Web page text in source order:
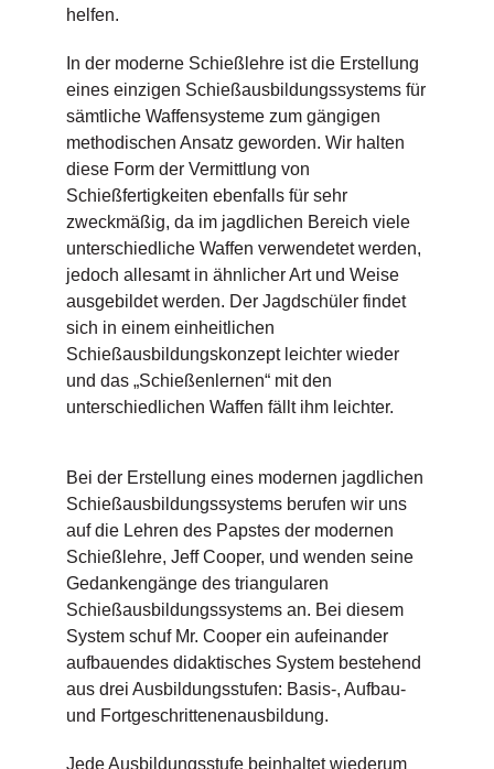
helfen.
In der moderne Schießlehre ist die Erstellung
eines einzigen Schießausbildungssystems für
sämtliche Waffensysteme zum gängigen
methodischen Ansatz geworden. Wir halten
diese Form der Vermittlung von
Schießfertigkeiten ebenfalls für sehr
zweckmäßig, da im jagdlichen Bereich viele
unterschiedliche Waffen verwendetet werden,
jedoch allesamt in ähnlicher Art und Weise
ausgebildet werden. Der Jagdschüler findet
sich in einem einheitlichen
Schießausbildungskonzept leichter wieder
und das „Schießenlernen“ mit den
unterschiedlichen Waffen fällt ihm leichter.
Bei der Erstellung eines modernen jagdlichen
Schießausbildungssystems berufen wir uns
auf die Lehren des Papstes der modernen
Schießlehre, Jeff Cooper, und wenden seine
Gedankengänge des triangularen
Schießausbildungssystems an. Bei diesem
System schuf Mr. Cooper ein aufeinander
aufbauendes didaktisches System bestehend
aus drei Ausbildungsstufen: Basis-, Aufbau-
und Fortgeschrittenenausbildung.
Jede Ausbildungsstufe beinhaltet wiederum